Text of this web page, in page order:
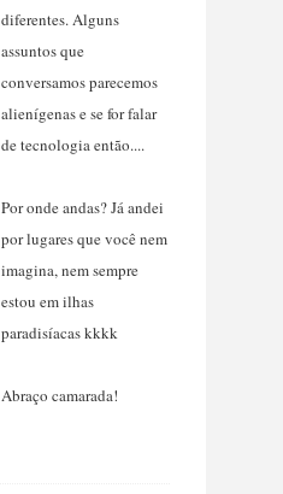
diferentes. Alguns
assuntos que
conversamos parecemos
alienígenas e se for falar
de tecnologia então....
Por onde andas? Já andei
por lugares que você nem
imagina, nem sempre
estou em ilhas
paradisíacas kkkk
Abraço camarada!